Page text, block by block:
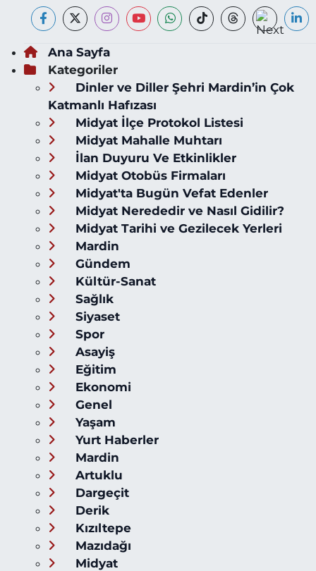
Ana Sayfa
Kategoriler
Dinler ve Diller Şehri Mardin’in Çok
Katmanlı Hafızası
Midyat İlçe Protokol Listesi
Midyat Mahalle Muhtarı
İlan Duyuru Ve Etkinlikler
Midyat Otobüs Firmaları
Midyat'ta Bugün Vefat Edenler
Midyat Nerededir ve Nasıl Gidilir?
Midyat Tarihi ve Gezilecek Yerleri
Mardin
Gündem
Kültür-Sanat
Sağlık
Siyaset
Spor
Asayiş
Eğitim
Ekonomi
Genel
Yaşam
Yurt Haberler
Mardin
Artuklu
Dargeçit
Derik
Kızıltepe
Mazıdağı
Midyat